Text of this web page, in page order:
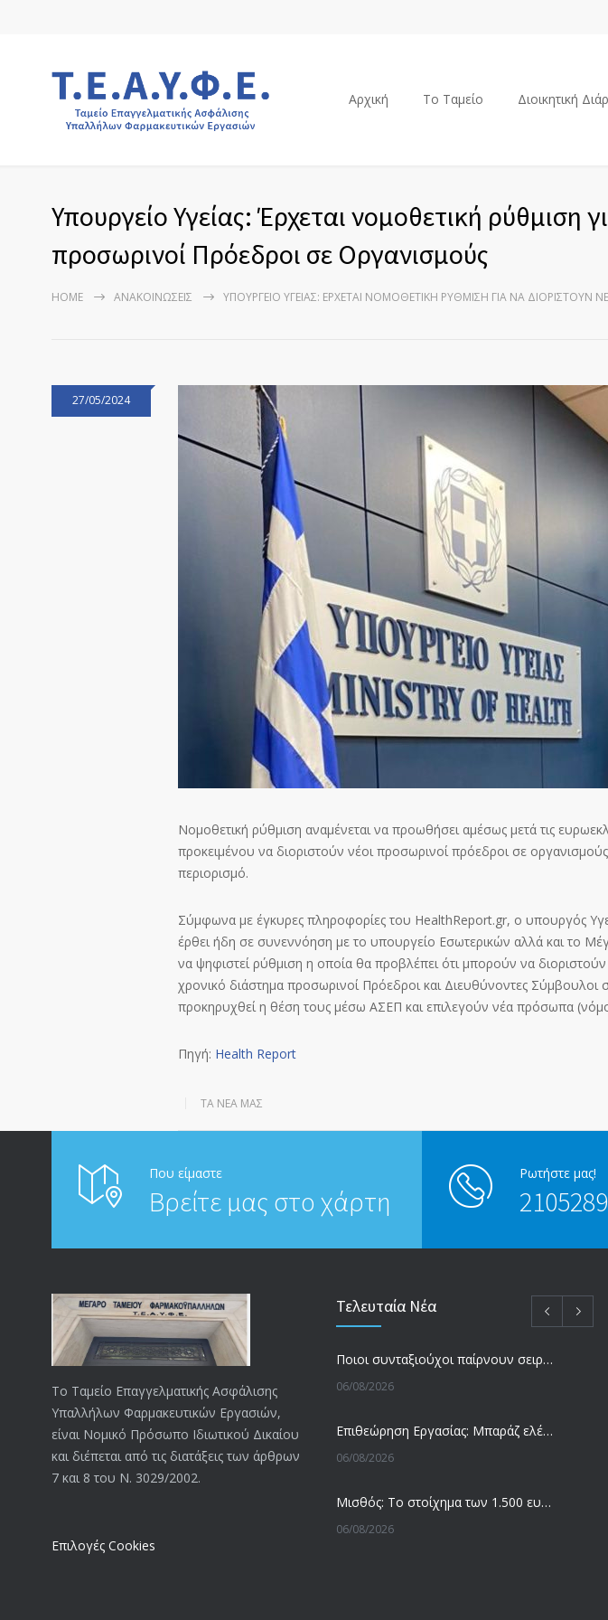
Αρχική Το Ταμείο Διοικητική
Υπουργείο Υγείας: Έρχεται νομοθετική ρύθμιση
προσωρινοί Πρόεδροι σε Οργανισμούς
HOME ΑΝΑΚΟΙΝΏΣΕΙΣ ΥΠΟΥΡΓΕΊΟ ΥΓΕΊΑΣ: ΈΡΧΕΤΑΙ ΝΟΜΟΘΕΤΙΚΉ ΡΎΘΜΙΣΗ ΓΙΑ ΝΑ ΔΙΟΡΙΣΤΟΎΝ
27/05/2024
Νομοθετική ρύθμιση αναμένεται να προωθήσει αμέσως μετά τις
προκειμένου να διοριστούν νέοι προσωρινοί πρόεδροι σε
περιορισμό.
Σύμφωνα με έγκυρες πληροφορίες του HealthReport.gr, ο υπουργός
έρθει ήδη σε συνεννόηση με το υπουργείο Εσωτερικών αλλά και το
να ψηφιστεί ρύθμιση η οποία θα προβλέπει ότι μπορούν να
χρονικό διάστημα προσωρινοί Πρόεδροι και Διευθύνοντες
προκηρυχθεί η θέση τους μέσω ΑΣΕΠ και επιλεγούν νέα πρόσωπα
Πηγή: Health Report
ΤΑ ΝΈΑ ΜΑΣ
Που είμαστε
Βρείτε μας στο χάρτη
Ρωτήστε μας!
Το Ταμείο Επαγγελματικής Ασφάλισης
Υπαλλήλων Φαρμακευτικών Εργασιών,
είναι Νομικό Πρόσωπο Ιδιωτικού Δικαίου
και διέπεται από τις διατάξεις των άρθρων
7 και 8 του Ν. 3029/2002.
Επιλογές Cookies
Τελευταία Νέα
Ποιοι συνταξιούχοι παίρνουν σειρά για επανυπολογισμό σύνταξης με αύξηση και αναδρομικά – Οι εκκρεμότητες ανά Ταμείο
06/08/2026
Επιθεώρηση Εργασίας: Μπαράζ ελέγχων με tablets και drones
06/08/2026
Μισθός: Το στοίχημα των 1.500 ευρώ – Πόσοι εργαζόμενοι παίρνουν αυτά τα χρήματα
06/08/2026